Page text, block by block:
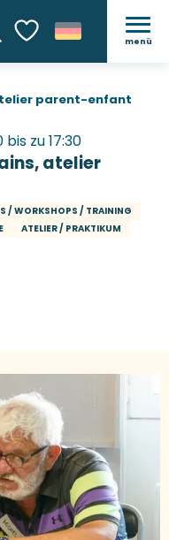
Voir les favoris
menü
parent-enfant
zu 17:30
atelier
/ WORKSHOPS / TRAINING
ATELIER / PRAKTIKUM